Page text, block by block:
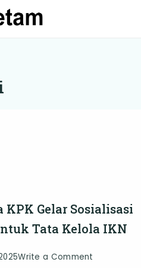
KPK Gelar Sosialisasi
Tata Kelola IKN
Write a Comment